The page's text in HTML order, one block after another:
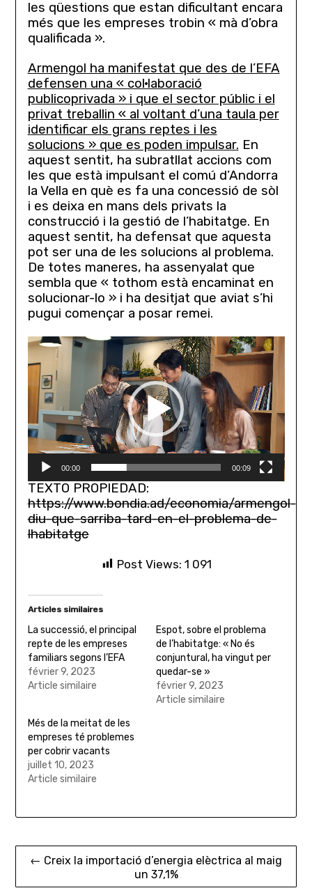
les qüestions que estan dificultant encara
més que les empreses trobin « mà d’obra
qualificada ».
Armengol ha manifestat que des de l’EFA
defensen una « col·laboració
publicoprivada » i que el sector públic i el
privat treballin « al voltant d’una taula per
identificar els grans reptes i les
solucions » que es poden impulsar. En
aquest sentit, ha subratllat accions com
les que està impulsant el comú d’Andorra
la Vella en què es fa una concessió de sòl
i es deixa en mans dels privats la
construcció i la gestió de l’habitatge. En
aquest sentit, ha defensat que aquesta
pot ser una de les solucions al problema.
De totes maneres, ha assenyalat que
sembla que « tothom està encaminat en
solucionar-lo » i ha desitjat que aviat s’hi
pugui començar a posar remei.
Lecteur
00:00 00:09
TEXTO PROPIEDAD:
https://www.bondia.ad/economia/armengol-
diu-que-sarriba-tard-en-el-problema-de-
lhabitatge
Post Views: 1 091
Articles similaires
La successió, el principal
repte de les empreses
familiars segons l’EFA
février 9, 2023
Article similaire
Espot, sobre el problema
de l’habitatge: « No és
conjuntural, ha vingut per
quedar-se »
février 9, 2023
Article similaire
Més de la meitat de les
empreses té problemes
per cobrir vacants
juillet 10, 2023
Article similaire
Navigation
← Creix la importació d’energia elèctrica al maig
un 37,1%